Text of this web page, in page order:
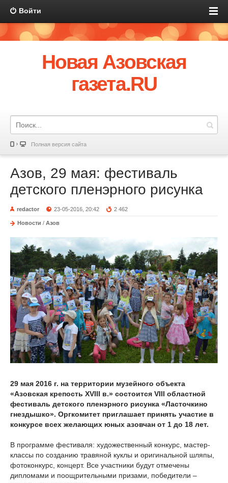
Войти
Новая Азовская
газета.RU
Полная версия сайта
Азов, 29 мая: фестиваль
детского пленэрного рисунка
redactor 23-05-2016, 20:42 2 462
Новости / Азов
29 мая 2016 г. на территории музейного объекта
«Азовская крепость XVIII в.» состоится VIII областной
фестиваль детского пленэрного рисунка «Ласточкино
гнездышко». Оргкомитет приглашает принять участие в
конкурсе всех желающих юных азовчан от 1 до 18 лет.
В программе фестиваля: художественный конкурс, мастер-
классы по созданию травяной куклы и оригинальной шляпы,
фотоконкурс, концерт. Все участники будут отмечены
дипломами и поощрительными призами, победители –